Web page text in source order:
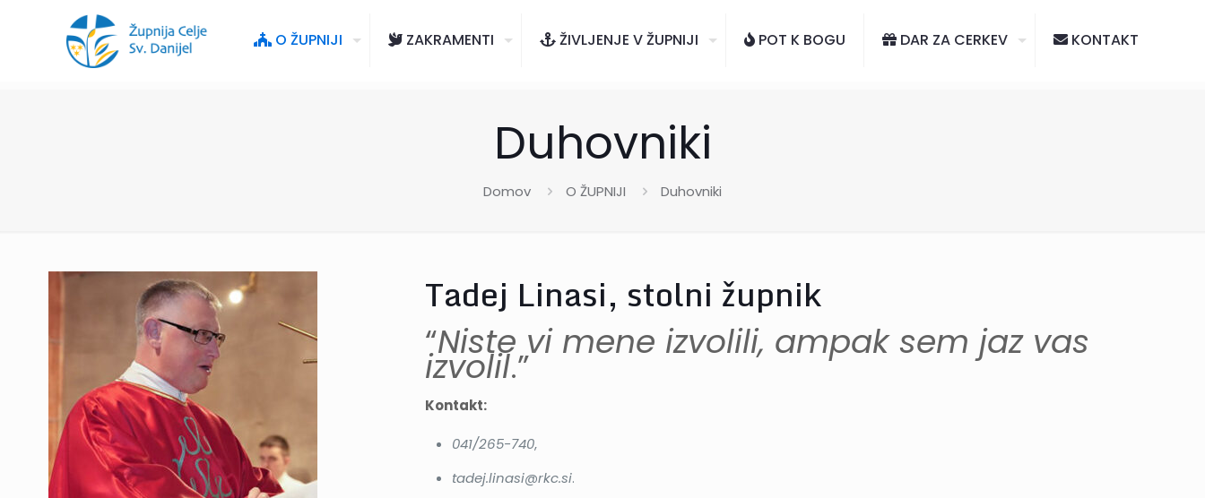
O ŽUPNIJI ZAKRAMENTI ŽIVLJENJE V ŽUPNIJI POT K BOGU DAR ZA CERKEV KONTAKT
Duhovniki
Domov O ŽUPNIJI Duhovniki
Tadej Linasi, stolni župnik
“Niste vi mene izvolili, ampak sem jaz vas
izvolil.”
Kontakt:
041/265-740,
tadej.linasi@rkc.si.